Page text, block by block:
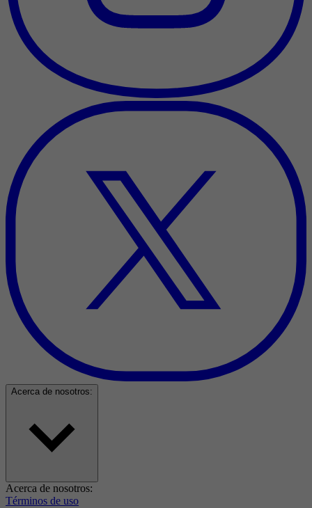
Acerca de nosotros:
Acerca de nosotros:
Términos de uso